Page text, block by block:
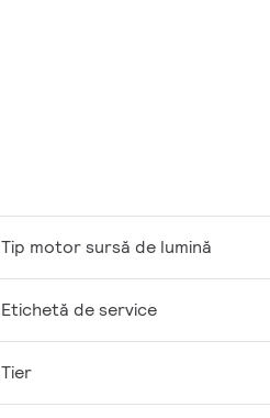
Tip motor sursă de lumină
Etichetă de service
Tier